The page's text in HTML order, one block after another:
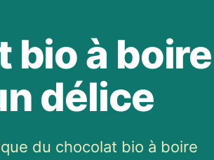
bio à
délice
du chocolat bio à boire